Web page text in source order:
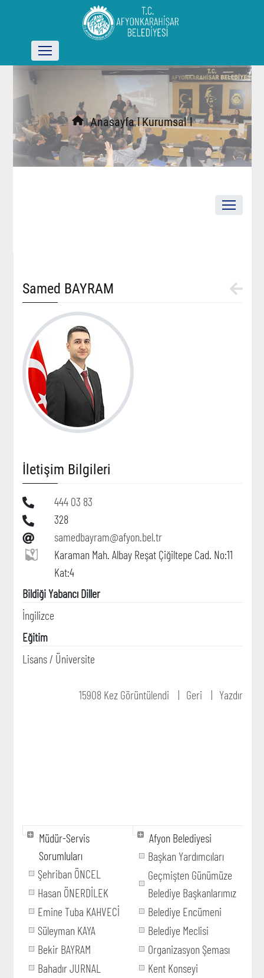
lAnasayfa lKurumsal l
Samed BAYRAM
İletişim Bilgileri
444 03 83
328
samedbayram@afyon.bel.tr
Karaman Mah. Albay Reşat Çiğiltepe Cad. No:11
Kat:4
Bildiği Yabancı Diller
İngilizce
Eğitim
Lisans / Üniversite
15908 Kez Görüntülendi Geri Yazdır
Müdür-Servis
Sorumluları
Şehriban ÖNCEL
Hasan ÖNERDİLEK
Emine Tuba KAHVECİ
Süleyman KAYA
Bekir BAYRAM
Bahadır JURNAL
Afyon Belediyesi
Başkan Yardımcıları
Geçmişten Günümüze
Belediye Başkanlarımız
Belediye Encümeni
Belediye Meclisi
Organizasyon Şeması
Kent Konseyi